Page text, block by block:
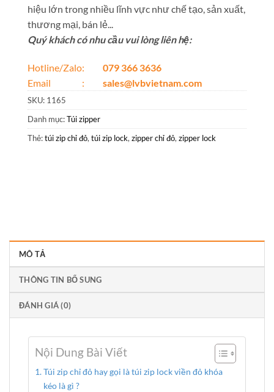
hiệu lớn trong nhiều lĩnh vực như chế tạo, sản xuất,
thương mại, bán lẻ...
Quý khách có nhu cầu vui lòng liên hệ:
Hotline/Zalo:
079 366 3636
Email :
sales@lvbvietnam.com
SKU: 1165
Danh mục:Túi zipper
Thẻ:túi zip chỉ đỏ, túi zip lock, zipper chỉ đỏ, zipper lock
MÔ TẢ
THÔNG TIN BỔ SUNG
ĐÁNH GIÁ (0)
Nội Dung Bài Viết
Túi zip chỉ đỏ hay gọi là túi zip lock viền đỏ khóa
kéo là gì ?